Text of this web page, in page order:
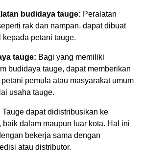
budidaya tauge: Peralatan
rak dan nampan, dapat dibuat
petani tauge.
tauge: Bagi yang memiliki
budidaya tauge, dapat memberikan
pemula atau masyarakat umum
usaha tauge.
Tauge dapat didistribusikan ke
baik dalam maupun luar kota. Hal ini
bekerja sama dengan
atau distributor.